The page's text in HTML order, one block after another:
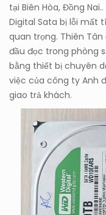
tại Biên Hòa, Đồng
Digital Sata bị lỗi mất
quan trọng. Thiên
đầu đọc trong phòng
bằng thiết bị chuyên
việc của công ty Anh
giao trả khách.